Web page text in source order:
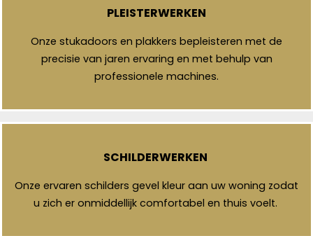
PLEISTERWERKEN
Onze stukadoors en plakkers bepleisteren met de
precisie van jaren ervaring en met behulp van
professionele machines.
SCHILDERWERKEN
Onze ervaren schilders gevel kleur aan uw woning zodat
u zich er onmiddellijk comfortabel en thuis voelt.